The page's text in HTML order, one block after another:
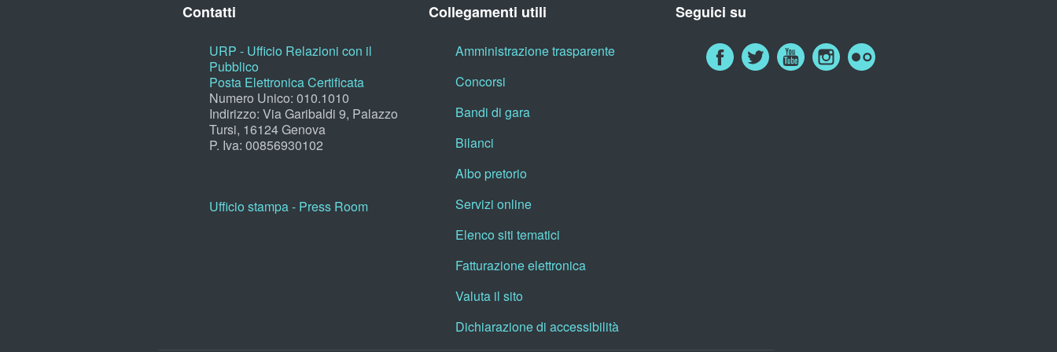
Contatti
URP - Ufficio Relazioni con il
Pubblico
Posta Elettronica Certificata
Numero Unico: 010.1010
Indirizzo: Via Garibaldi 9, Palazzo
Tursi, 16124 Genova
P. Iva: 00856930102
Ufficio stampa - Press Room
Collegamenti utili
Amministrazione trasparente
Concorsi
Bandi di gara
Bilanci
Albo pretorio
Servizi online
Elenco siti tematici
Fatturazione elettronica
Valuta il sito
Dichiarazione di accessibilità
Seguici su